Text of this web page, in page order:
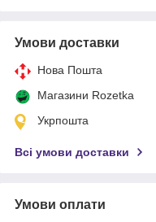
Умови доставки
Нова Пошта
Магазини Rozetka
Укрпошта
Всі умови доставки
Умови оплати